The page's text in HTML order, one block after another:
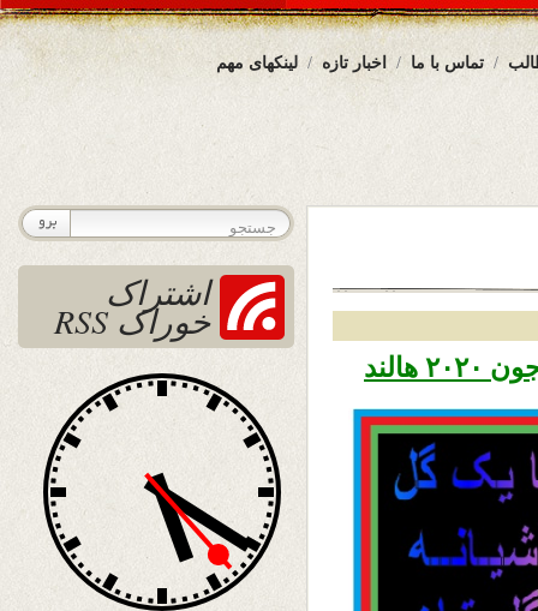
لینکهای مهم اخبار تازه تماس با ما
اشتراک
خوراک RSS